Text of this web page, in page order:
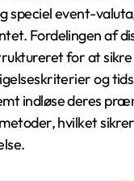
speciel event-
Fordelingen af
for at
og
indløse deres
hvilket